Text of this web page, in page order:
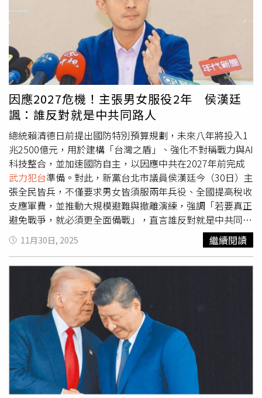
1990年代擔任聯邦眾議員期間便主張制裁伊朗、限制其飛
彈與核武發展，近年也支持對俄羅斯祭出更嚴厲制裁，並力
挺援助烏克蘭。他日前更透露，已與川普政府達成共識，將
推動新一波對俄羅斯制裁法案，並持續支持強化美國在全球
安全事務上的影響力。在台灣議題上，葛蘭姆一直是美國國
會最堅定的支持者之一。他曾於1999年擔任聯邦眾議員時
首次訪台，其後又於2016年及2022年三度訪問台灣。2022
年4月，他率領跨黨派國會代表團訪台，拜會時任總統蔡英
文，並與外交部長吳釗燮、國防部長邱國正會談，重申美國
對台灣安全及民主發展的支持。蔡英文當時表示，葛蘭姆20
多年來持續推動台美經貿合作、支持台灣參與國際事務，是
台灣在美國國會最重要的支持力量之一。葛蘭姆近年也多次
公開為台灣發聲。今年5月接受NBC專訪時，他表示，美國
有責任確保台灣安全，支持維持對台「戰略模糊」政策，並
警告若中國大陸以武力犯台，美方應立即祭出全面經濟制裁
及高額關稅措施，提高北京採取軍事行動的代價。葛蘭姆驟
逝消息震撼美國政壇，也讓外界再次關注美國國會高齡議員
健康資訊透明度議題。近月來，包括共和黨籍聯邦眾議員基
恩（Tom Kean Jr.）曾因憂鬱症缺席國會，以及共和黨籍聯
邦參議員麥康奈（Mitch McConnell）住院卻未公開病情，
都曾引發討論。如今這位長年活躍於外交、安全及印太事務
的重量級參議員辭世，也為美國政壇與國際外交投下震撼
彈。
害的威脅，已逾越一般社會可接受範圍，構成恐嚇公安。檢
方強調，相關言論具有渲染力，足以引發公眾恐慌，且使用
「狗頭」等貶抑詞彙，恐嚇犯意明確，非言論自由所能保
障。陳之漢遭新北檢起訴後，情緒激動再度於網路直播中質
疑檢方辦案，並要求聲請賴清德出庭作證，甚至主張法庭應
全程直播，稱若賴清德親口表示「我很害怕」，再另行討
論。對此，賴清德今日回應表示：「被告才需要出席吧。」
因應2027危機！主張男女服役2年 侯漢廷
諷：誰反對就是中共同路人
總統賴清德日前提出國防特別預算規劃，未來八年將投入1
兆2500億元，用於建構「台灣之盾」、強化不對稱戰力與AI
科技整合，並加速國防自主，以因應中共在2027年前完成
武力犯台準備。對此，新黨台北市議員侯漢廷今（30日）主
張全民皆兵，不僅要求男女皆須服兩年兵役、全國提高稅收
支應軍費，並推動大規模避難與撤離演練，強調「若要真正
避免戰爭，就必須更全面備戰」，直言誰反對就是中共同路
人。侯漢廷表示，若要認真面對2027年可能爆發的戰爭，
政府必須立即採取具體行動、做好準備。他主張，全台應立
刻展開一年兩次、停班停課的大規模逃生避難演習，讓全民
清楚知道危急時如何前往避難室、要做什麼、由誰組織、誰
負責領導。他指出，尤其是面對可能的城鎮戰，林口、淡
水、基隆等為解放軍易登陸地區，更應推動大規模撤離訓
練，以及軍隊實地入駐的演習規劃。侯漢廷並要求政府自
2026年起將兵役延長至兩年，教召改為每人一年一次，同
時延長服役年齡與期間，所有性別皆須服役、真正落實全民
皆兵。他更具體主張，自2026年起役男女應禁止出境，以
防止逃兵情況。此外，他指出，依《民防法》規定，百人以
上的公司、大樓、學校均須組成防護團協助執行軍事勤務，
11月30日, 2025 繼續閱讀